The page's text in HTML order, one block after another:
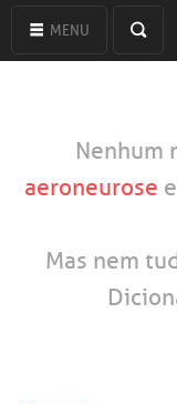
MENU
Nenhum
aeroneurose
Mas nem